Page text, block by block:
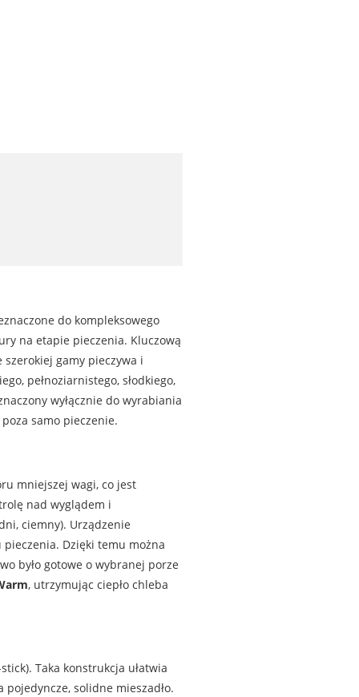
do kompleksowego
na etapie pieczenia. Kluczową
gamy pieczywa i
pełnoziarnistego, słodkiego,
wyłącznie do wyrabiania
samo pieczenie.
mniejszej wagi, co jest
nad wyglądem i
ciemny). Urządzenie
Dzięki temu można
było gotowe o wybranej porze
, utrzymując ciepło chleba
Taka konstrukcja ułatwia
solidne mieszadło.